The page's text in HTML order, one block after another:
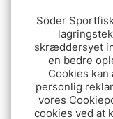
54.90 DKK
Söder
skræddersyet
en bedre
Cookies
personlig
vores
cookies ved at